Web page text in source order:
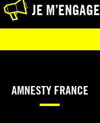
JE M’ENGAGE
AMNESTY FRANCE